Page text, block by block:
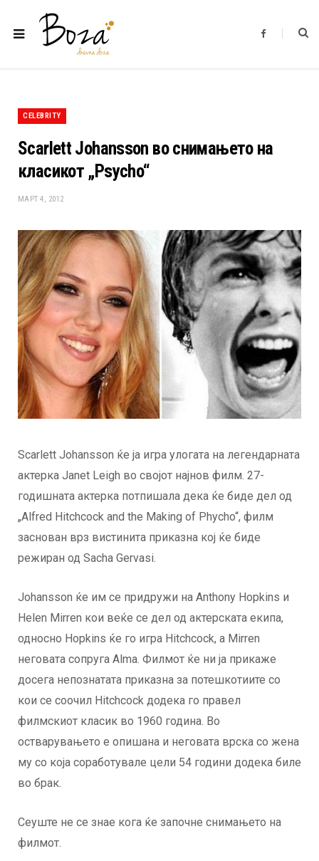
F
b
CELEBRITY
Scarlett Johansson во снимањето на
класикот „Psycho“
МАРТ 4, 2012
Scarlett Johansson ќе ја игра улогата на легендарната
актерка Janet Leigh во својот најнов филм. 27-
годишната актерка потпишала дека ќе биде дел од
„Alfred Hitchcock and the Making of Phycho“, филм
заснован врз вистинита приказна кој ќе биде
режиран од Sacha Gervasi.
Johansson ќе им се придружи на Anthony Hopkins и
Helen Mirren кои веќе се дел од актерската екипа,
односно Hopkins ќе го игра Hitchcock, а Mirren
неговата сопруга Alma. Филмот ќе ни ја прикаже
досега непознатата приказна за потешкотиите со
кои се соочил Hitchcock додека го правел
филмскиот класик во 1960 година. Во
остварувањето е опишана и неговата врска со жена
му со која соработувале цели 54 години додека биле
во брак.
Сеуште не се знае кога ќе започне снимањето на
филмот.